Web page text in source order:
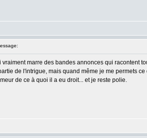
marre des bandes annonces qui racontent
de l'intrigue, mais quand même je me permets
de ce à quoi il a eu droit... et je reste polie.